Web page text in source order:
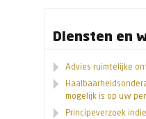
Diensten en
Advies ruimtelijke
mogelijk is op uw
Principeverzoek